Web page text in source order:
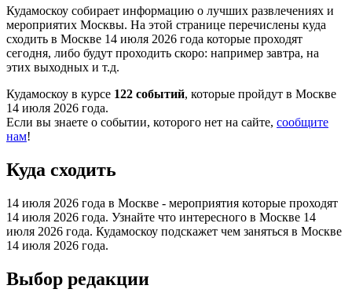
Кудамоскоу собирает информацию о лучших развлечениях и
мероприятих Москвы. На этой странице перечислены куда
сходить в Москве 14 июля 2026 года которые проходят
сегодня, либо будут проходить скоро: например завтра, на
этих выходных и т.д.
Кудамоскоу в курсе 122 событий, которые пройдут в Москве
14 июля 2026 года.
Если вы знаете о событии, которого нет на сайте, сообщите
нам!
Куда сходить
14 июля 2026 года в Москве - мероприятия которые проходят
14 июля 2026 года. Узнайте что интересного в Москве 14
июля 2026 года. Кудамоскоу подскажет чем заняться в Москве
14 июля 2026 года.
Выбор редакции